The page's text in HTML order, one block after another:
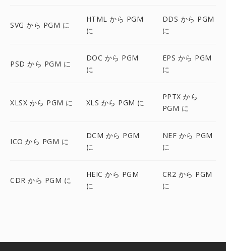
SVG から PGM に
HTML から PGM
に
DDS から PGM
に
PSD から PGM に
DOC から PGM
に
EPS から PGM
に
XLSX から PGM に XLS から PGM に
PPTX から
PGM に
ICO から PGM に
DCM から PGM
に
NEF から PGM
に
CDR から PGM に
HEIC から PGM
に
CR2 から PGM
に